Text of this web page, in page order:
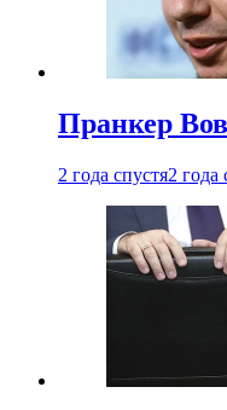
Пранкер
2 года спустя2 года